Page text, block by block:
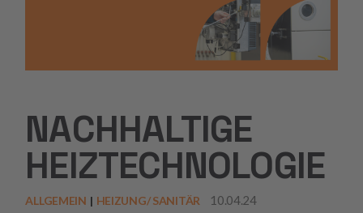
NACHHALTIGE
HEIZTECHNOLOGIE
ALLGEMEIN HEIZUNG/ SANITÄR 10.04.24